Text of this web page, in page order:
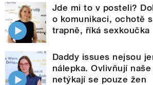
Jde mi to v posteli?
o komunikaci, ochotě
trapně, říká sexkoučka
Daddy issues nejsou
nálepka. Ovlivňují
netýkají se pouze žen